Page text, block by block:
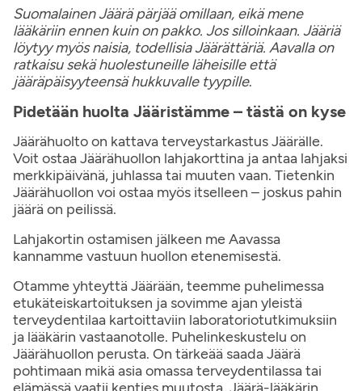
Suomalainen Jäärä pärjää omillaan, eikä mene
lääkäriin ennen kuin on pakko. Jos silloinkaan. Jääriä
löytyy myös naisia, todellisia Jäärättäriä. Aavalla on
ratkaisu sekä huolestuneille läheisille että
jääräpäisyyteensä hukkuvalle tyypille.
Pidetään huolta Jääristämme – tästä on kyse
Jäärähuolto on kattava terveystarkastus Jäärälle.
Voit ostaa Jäärähuollon lahjakorttina ja antaa lahjaksi
merkkipäivänä, juhlassa tai muuten vaan. Tietenkin
Jäärähuollon voi ostaa myös itselleen – joskus pahin
jäärä on peilissä.
Lahjakortin ostamisen jälkeen me Aavassa
kannamme vastuun huollon etenemisestä.
Otamme yhteyttä Jäärään, teemme puhelimessa
etukäteiskartoituksen ja sovimme ajan yleistä
terveydentilaa kartoittaviin laboratoriotutkimuksiin
ja lääkärin vastaanotolle. Puhelinkeskustelu on
Jäärähuollon perusta. On tärkeää saada Jäärä
pohtimaan mikä asia omassa terveydentilassa tai